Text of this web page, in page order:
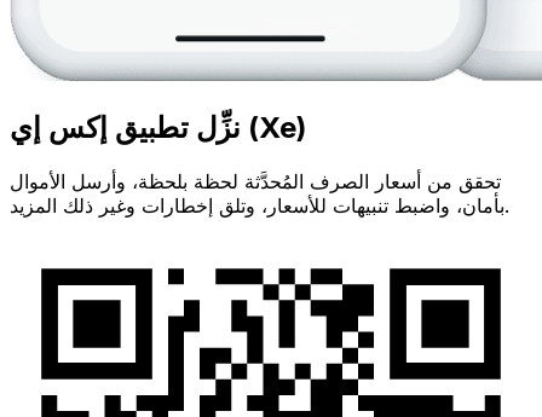
نزِّل تطبيق إكس إي (Xe)
تحقق من أسعار الصرف المُحدَّثة لحظة بلحظة، وأرسل الأموال
بأمان، واضبط تنبيهات للأسعار، وتلق إخطارات وغير ذلك المزيد.